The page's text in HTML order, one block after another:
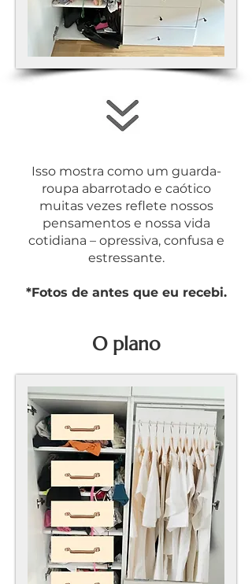
Isso mostra como um guarda-
roupa abarrotado e caótico
muitas vezes reflete nossos
pensamentos e nossa vida
cotidiana – opressiva, confusa e
estressante.
*Fotos de antes que eu recebi.
O plano